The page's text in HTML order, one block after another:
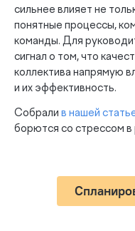
сильнее влияет не
понятные процессы,
команды. Для
сигнал о том, что
коллектива напрямую
и их эффективность.
Собрали в нашей
борются со стрессом в